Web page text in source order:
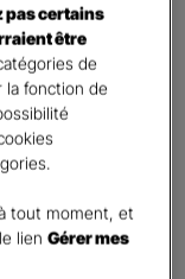
questionnaire afin
rapidement
besoin
REPUBLIQUE
:
pas certains
être
de
la fonction de
tout moment, et
lienGérer mes